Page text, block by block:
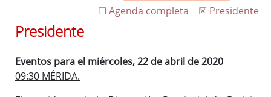
☒ Presidente
☐ Agenda completa
Presidente
Eventos para el miércoles, 22 de abril de 2020
09:30 MÉRIDA.